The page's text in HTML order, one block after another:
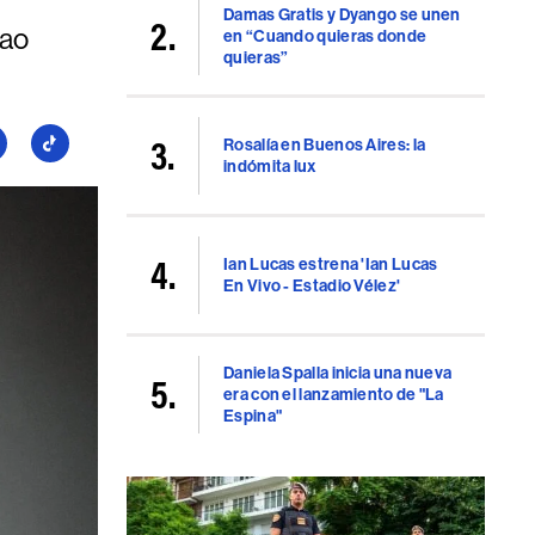
Seguí
Damas Gratis y Dyango se unen
en “Cuando quieras donde
quieras”
Rosalía en Buenos Aires: la
indómita lux
Ian Lucas estrena 'Ian Lucas
En Vivo - Estadio Vélez'
Daniela Spalla inicia una nueva
era con el lanzamiento de "La
Espina"